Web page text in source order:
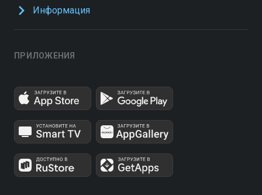
Информация
ПРИЛОЖЕНИЯ